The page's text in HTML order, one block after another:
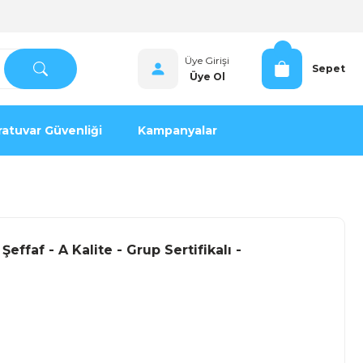
Üye Girişi
Üye Ol
Sepet
Güvenliği Kampanyalar
- A Kalite - Grup Sertifikalı -